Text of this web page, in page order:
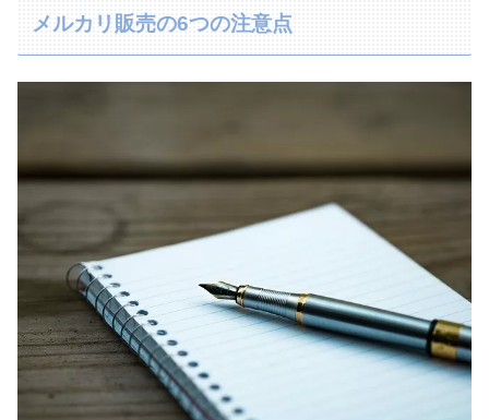
メルカリ販売の6つの注意点